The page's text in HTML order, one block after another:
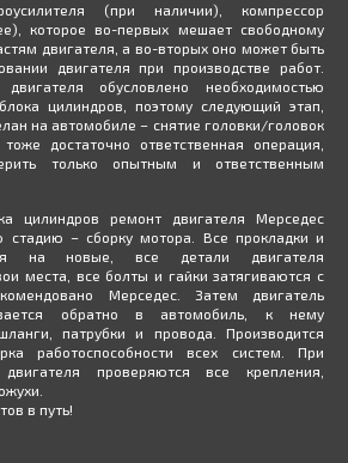
(при наличии), компрессор
которое во-первых мешает свободному
двигателя, а во-вторых оно может быть
двигателя при производстве работ.
обусловлено необходимостью
цилиндров, поэтому следующий этап,
на автомобиле – снятие головки/головок
достаточно ответственная операция,
только опытным и ответственным
цилиндров ремонт двигателя Мерседес
стадию – сборку мотора. Все прокладки и
на новые, все детали двигателя
места, все болты и гайки затягиваются с
Мерседес. Затем двигатель
обратно в автомобиль, к нему
патрубки и провода. Производится
работоспособности всех систем. При
проверяются все крепления,
в путь!